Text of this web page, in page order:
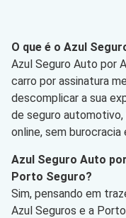
O que é o Azul
Azul Seguro Auto por
carro por assinatura
descomplicar a sua
de seguro
online, sem burocracia
Azul Seguro Auto
Porto Seguro?
Sim, pensando em
Azul Seguros e a